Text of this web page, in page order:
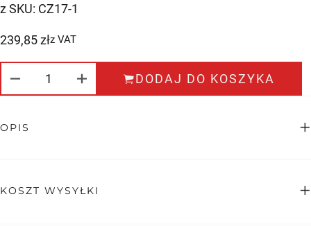
z SKU: CZ17-1
239,85złz VAT
DODAJ DO KOSZYKA
OPIS
KOSZT WYSYŁKI